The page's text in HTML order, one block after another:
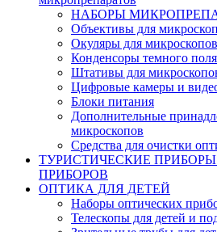
НАБОРЫ
Объективы для
Окуляры для микроскопов
Конденсоры темного поля
Штативы для
Цифровые камеры и
Блоки питания
Дополнительные
микроскопов
Средства для очистки
ТУРИСТИЧЕСКИЕ
ПРИБОРОВ
ОПТИКА ДЛЯ ДЕТЕЙ
Наборы оптических
Телескопы для детей и